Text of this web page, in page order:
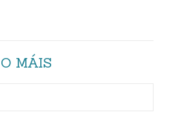
O MÁIS